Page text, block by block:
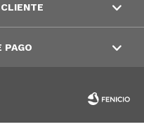
PAGO